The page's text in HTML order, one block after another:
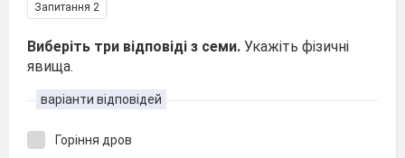
Запитання 2
Виберіть три відповіді з семи. Укажіть фізичні
явища.
варіанти відповідей
Горіння дров